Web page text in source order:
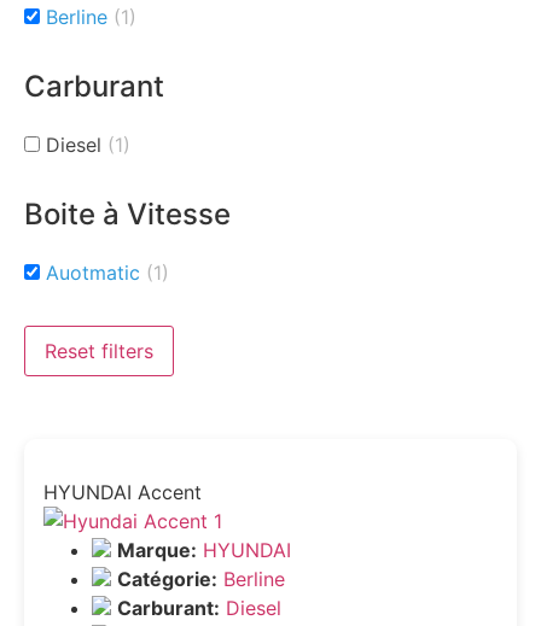
Berline (1)
Carburant
Diesel (1)
Boite à Vitesse
Auotmatic (1)
Reset filters
HYUNDAI Accent
Marque: HYUNDAI
Catégorie: Berline
Carburant: Diesel